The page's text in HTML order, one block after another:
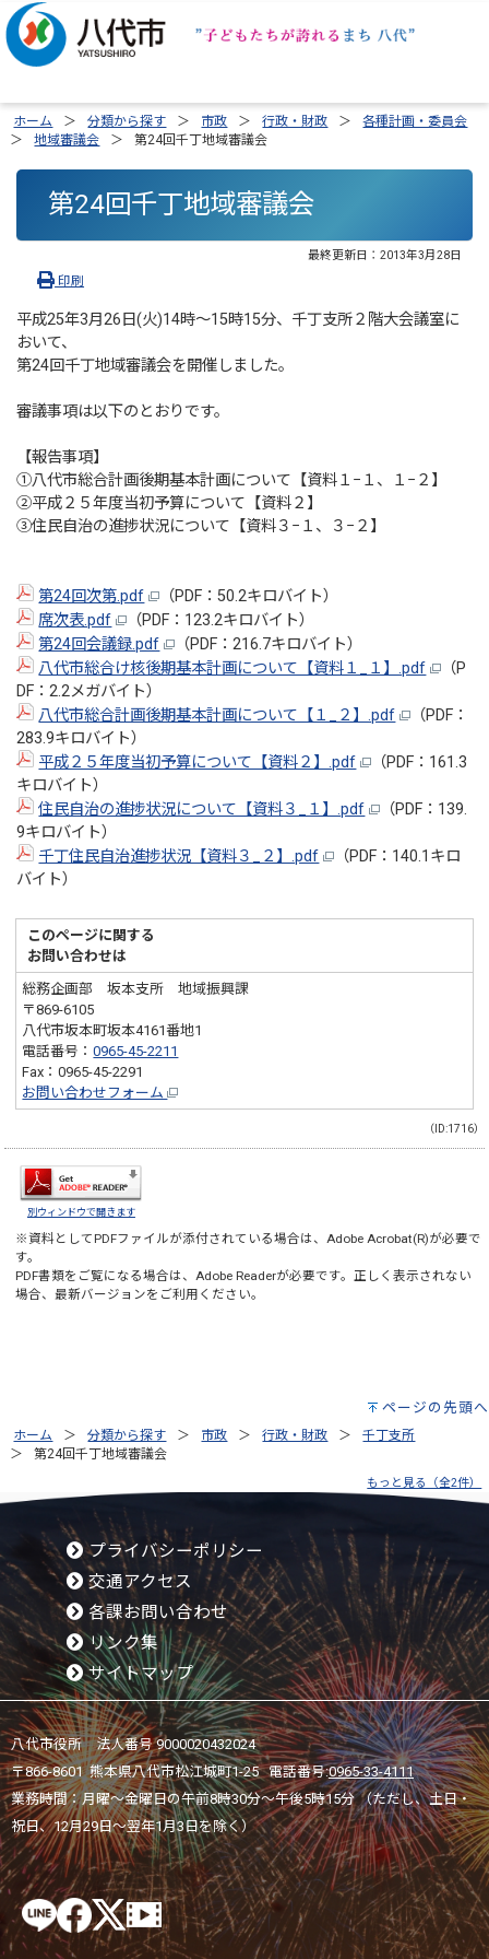
ホーム 分類から探す 市政 行政・財政
各種計画・委員会
地域審議会
第24回千丁地域審議会
第24回千丁地域審議会
最終更新日： 2013年3月28日
印刷
平成25年3月26日(火)14時〜15時15分、千丁支所２階大会議室に
おいて、
第24回千丁地域審議会を開催しました。
審議事項は以下のとおりです。
【報告事項】
①八代市総合計画後期基本計画について【資料１−１、１−２】
②平成２５年度当初予算について【資料２】
③住民自治の進捗状況について【資料３−１、３−２】
第24回次第.pdf
（PDF：50.2キロバイト）
席次表.pdf
（PDF：123.2キロバイト）
第24回会議録.pdf
（PDF：216.7キロバイト）
八代市総合け核後期基本計画について【資料１_１】.pdf
（P
DF：2.2メガバイト）
八代市総合計画後期基本計画について【１_２】.pdf
（PDF：
283.9キロバイト）
平成２５年度当初予算について【資料２】.pdf
（PDF：161.3
キロバイト）
住民自治の進捗状況について【資料３_１】.pdf
（PDF：139.
9キロバイト）
千丁住民自治進捗状況【資料３_２】.pdf
（PDF：140.1キロ
バイト）
このページに関する
お問い合わせは
総務企画部 坂本支所 地域振興課
〒869-6105
八代市坂本町坂本4161番地1
電話番号：0965-45-2211
Fax：0965-45-2291
お問い合わせフォーム
（ID:1716）
別ウィンドウで開きます
※資料としてPDFファイルが添付されている場合は、 Adobe Acrobat(R)が必要で
す。
PDF書類をご覧になる場合は、 Adobe Readerが必要です。正しく表示されない
場合、最新バージョンをご利用ください。
ページの先頭へ
ホーム 分類から探す 市政 行政・財政
千丁支所
第24回千丁地域審議会
もっと見る（全2件）
プライバシーポリシー
交通アクセス
各課お問い合わせ
リンク集
サイトマップ
八代市役所 法人番号 9000020432024
〒866-8601 熊本県八代市松江城町1-25 電話番号:0965-33-4111
業務時間：月曜～金曜日の午前8時30分～午後5時15分 （ただし、土日・
祝日、12月29日～翌年1月3日を除く）